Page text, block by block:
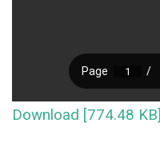
Download [774.48 KB]